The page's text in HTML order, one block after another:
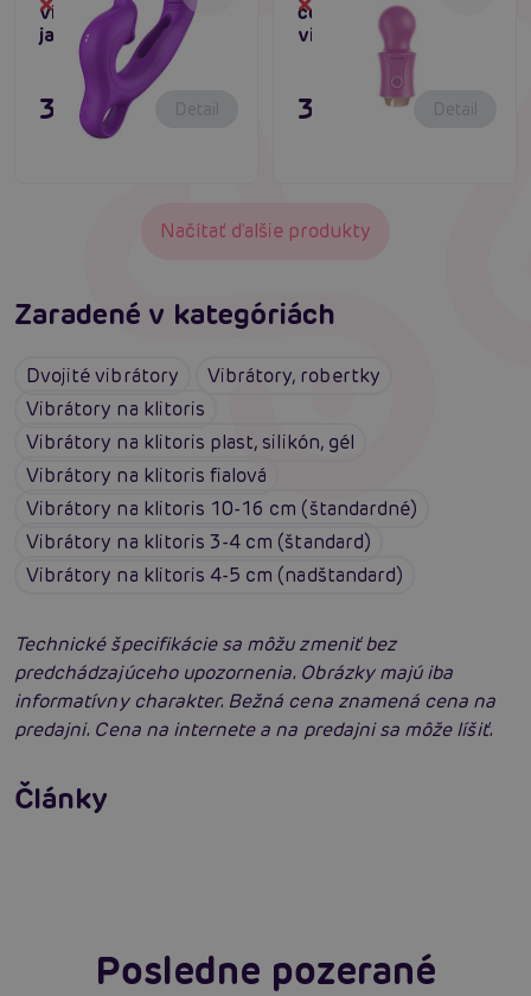
vibrátor na g-bod s
jazýčkom
Dočasne vypredané
31,80 € Detail
cestovný masážny
vibrátor
Dočasne vypredané
31,80 € Detail
Načítať ďalšie produkty
Zaradené v kategóriách
Dvojité vibrátory
Vibrátory, robertky
Vibrátory na klitoris
Vibrátory na klitoris plast, silikón, gél
Vibrátory na klitoris fialová
Vibrátory na klitoris 10-16 cm (štandardné)
Vibrátory na klitoris 3-4 cm (štandard)
Vibrátory na klitoris 4-5 cm (nadštandard)
Technické špecifikácie sa môžu zmeniť bez
predchádzajúceho upozornenia. Obrázky majú iba
informatívny charakter. Bežná cena znamená cena na
predajni. Cena na internete a na predajni sa môže líšiť.
Články
výsledky?
Čítať viacej
Vyberáme vibrátor: Ako vybrať najlepší
vibrátor?
Posledne pozerané